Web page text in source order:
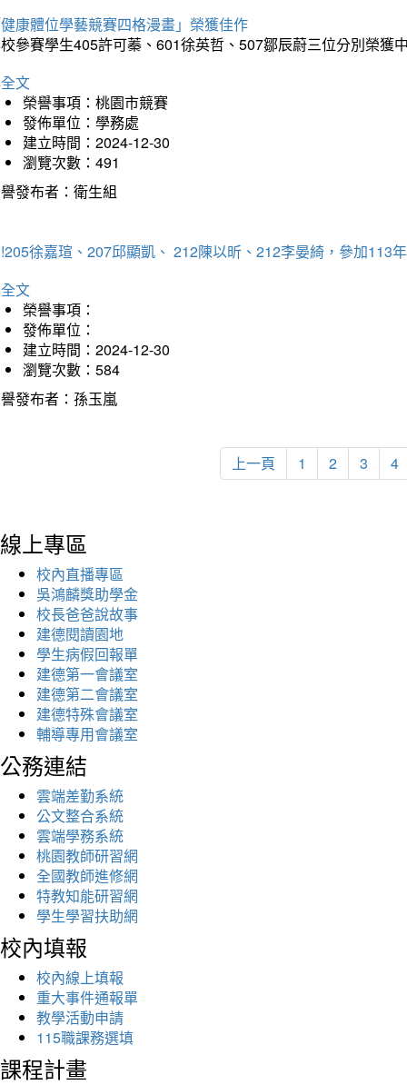
康體位學藝競賽四格漫畫」榮獲佳作
參賽學生405許可蓁、601徐英哲、507鄒辰蔚三位分別榮獲
文
榮譽事項：桃園市競賽
發佈單位：學務處
建立時間：2024-12-30
瀏覽次數：491
發布者：衛生組
徐嘉瑄、207邱顯凱、 212陳以昕、212李晏綺，參加113
文
榮譽事項：
發佈單位：
建立時間：2024-12-30
瀏覽次數：584
發布者：孫玉嵐
上一頁 1 2 3 4
線上專區
校內直播專區
吳鴻麟獎助學金
校長爸爸說故事
建德閱讀園地
學生病假回報單
建德第一會議室
建德第二會議室
建德特殊會議室
輔導專用會議室
公務連結
雲端差勤系統
公文整合系統
雲端學務系統
桃園教師研習網
全國教師進修網
特教知能研習網
學生學習扶助網
校內填報
校內線上填報
重大事件通報單
教學活動申請
115職課務選填
課程計畫